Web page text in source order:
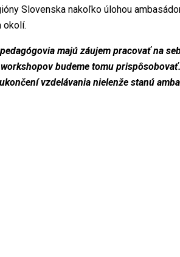
Slovenska nakoľko úlohou
okolí.
majú záujem pracovať na
budeme tomu
vzdelávania nielenže stanú